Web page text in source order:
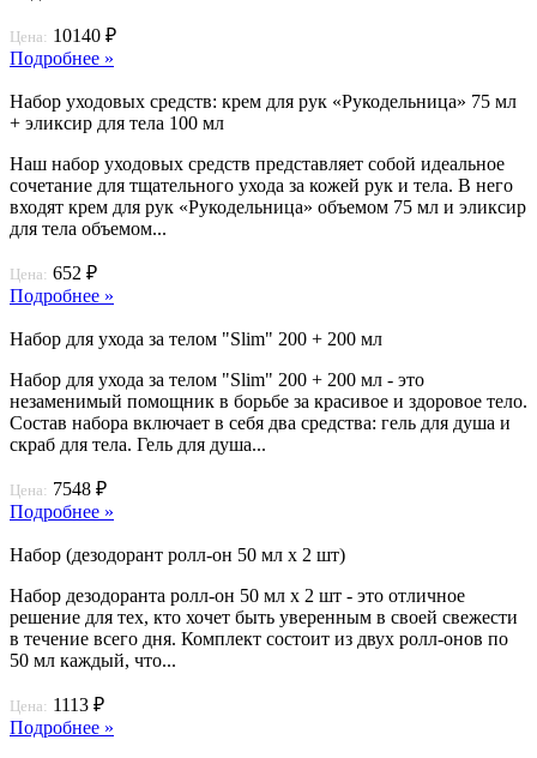
Цена: 10140 ₽
Подробнее »
Набор уходовых средств: крем для рук «Рукодельница» 75 мл
+ эликсир для тела 100 мл
Наш набор уходовых средств представляет собой идеальное
сочетание для тщательного ухода за кожей рук и тела. В него
входят крем для рук «Рукодельница» объемом 75 мл и эликсир
для тела объемом...
Цена: 652 ₽
Подробнее »
Набор для ухода за телом "Slim" 200 + 200 мл
Набор для ухода за телом "Slim" 200 + 200 мл - это
незаменимый помощник в борьбе за красивое и здоровое тело.
Состав набора включает в себя два средства: гель для душа и
скраб для тела. Гель для душа...
Цена: 7548 ₽
Подробнее »
Набор (дезодорант ролл-он 50 мл х 2 шт)
Набор дезодоранта ролл-он 50 мл х 2 шт - это отличное
решение для тех, кто хочет быть уверенным в своей свежести
в течение всего дня. Комплект состоит из двух ролл-онов по
50 мл каждый, что...
Цена: 1113 ₽
Подробнее »